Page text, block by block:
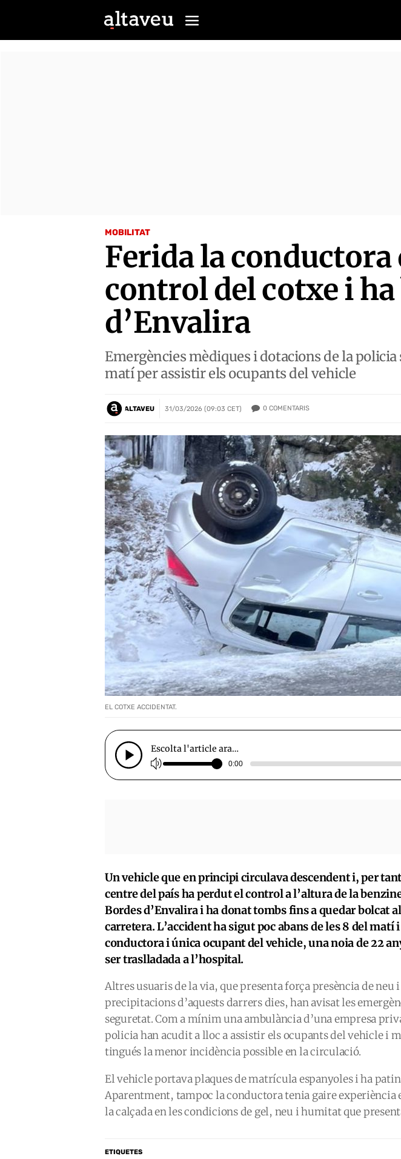
MOBILITAT
Ferida la conductora
control del cotxe i
d’Envalira
Emergències mèdiques i dotacions de la
matí per assistir els ocupants del vehicle
ALTAVEU 31/03/2026 (09:03 CET) 0 COMENTARIS
EL COTXE ACCIDENTAT.
Escolta l'article ara…
0:00
Un vehicle que en principi circulava descendent i, per
centre del país ha perdut el control a l’altura de la
Bordes d’Envalira i ha donat tombs fins a quedar bolcat
carretera. L’accident ha sigut poc abans de les 8 del
conductora i única ocupant del vehicle, una noia de 22
ser traslladada a l’hospital.
Altres usuaris de la via, que presenta força presència de neu
precipitacions d’aquests darrers dies, han avisat les
seguretat. Com a mínim una ambulància d’una empresa
policia han acudit a lloc a assistir els ocupants del vehicle i
tingués la menor incidència possible en la circulació.
El vehicle portava plaques de matrícula espanyoles i ha
Aparentment, tampoc la conductora tenia gaire experiència
la calçada en les condicions de gel, neu i humitat que
ETIQUETES